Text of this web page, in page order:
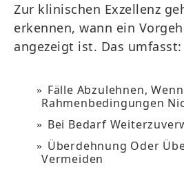
Zur klinischen Exzellenz
erkennen, wann ein
angezeigt ist. Das umfasst:
Fälle Abzulehnen,
Rahmenbedingungen
Bei Bedarf
Überdehnung Oder
Vermeiden